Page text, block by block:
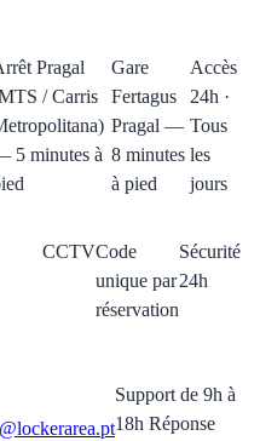
Pragal
/ Carris
5 minutes à
Gare
Fertagus
Pragal —
8 minutes
à pied
Accès
24h ·
Tous
les
jours
CCTVCode
unique par
réservation
Sécurité
24h
Support de 9h à
18h Réponse